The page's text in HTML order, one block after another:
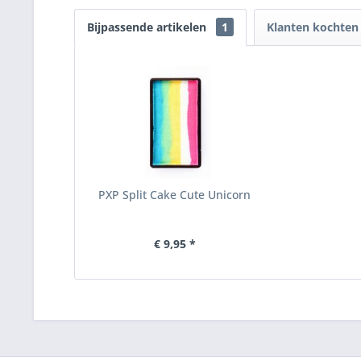
Bijpassende artikelen 1 Klanten
PXP Split Cake Cute Unicorn
€ 9,95 *